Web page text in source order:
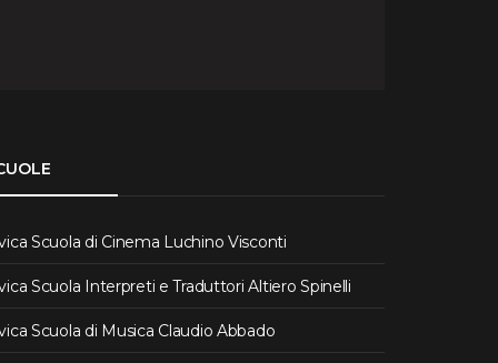
Scuola di Cinema Luchino Visconti
Scuola Interpreti e Traduttori Altiero Spinelli
Scuola di Musica Claudio Abbado